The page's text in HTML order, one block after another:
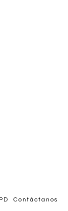
Contáctanos